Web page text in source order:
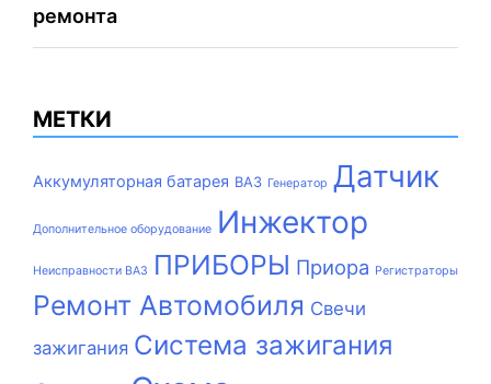
ремонта
МЕТКИ
Аккумуляторная батарея ВАЗ Генератор Датчик
Дополнительное оборудование Инжектор
Неисправности ВАЗ ПРИБОРЫ Приора Регистраторы
Ремонт Автомобиля Свечи
зажигания Система зажигания